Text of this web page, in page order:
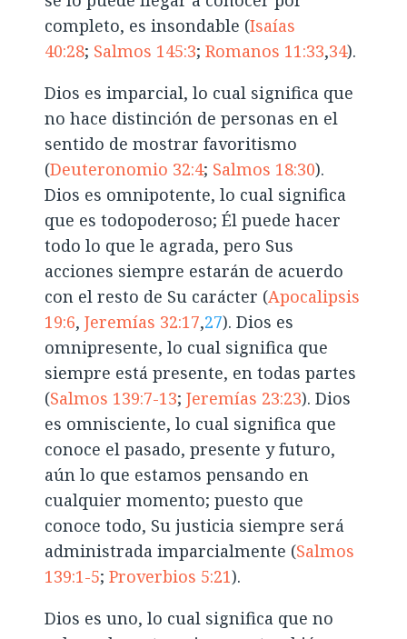
completo, es insondable (Isaías
40:28; Salmos 145:3;Romanos 11:33,34).
Dios es imparcial, lo cual significa que
no hace distinción de personas en el
sentido de mostrar favoritismo
(Deuteronomio 32:4; Salmos 18:30).
Dios es omnipotente, lo cual significa
que es todopoderoso; Él puede hacer
todo lo que le agrada, pero Sus
acciones siempre estarán de acuerdo
con el resto de Su carácter (Apocalipsis
19:6,Jeremías 32:17,27). Dios es
omnipresente, lo cual significa que
siempre está presente, en todas partes
(Salmos 139:7-13;Jeremías 23:23). Dios
es omnisciente, lo cual significa que
conoce el pasado, presente y futuro,
aún lo que estamos pensando en
cualquier momento; puesto que
conoce todo, Su justicia siempre será
administrada imparcialmente (Salmos
139:1-5;Proverbios 5:21).
Dios es uno, lo cual significa que no